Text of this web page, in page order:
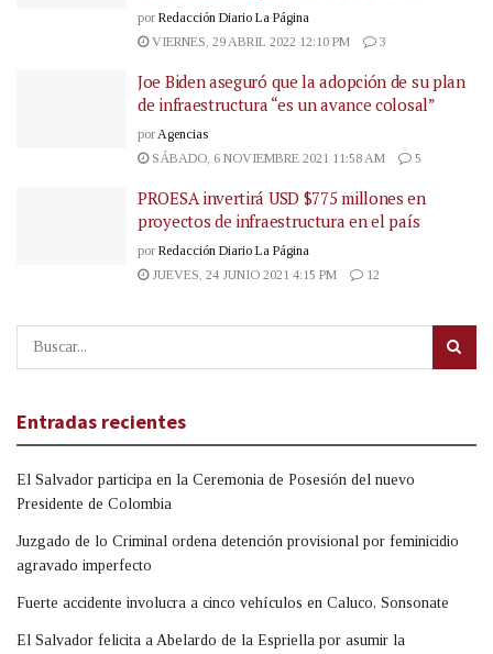
por Redacción Diario La Página
VIERNES, 29 ABRIL 2022 12:10 PM
3
Joe Biden aseguró que la adopción de su plan
de infraestructura “es un avance colosal”
por Agencias
SÁBADO, 6 NOVIEMBRE 2021 11:58 AM
5
PROESA invertirá USD $775 millones en
proyectos de infraestructura en el país
por Redacción Diario La Página
JUEVES, 24 JUNIO 2021 4:15 PM
12
Entradas recientes
El Salvador participa en la Ceremonia de Posesión del nuevo
Presidente de Colombia
Juzgado de lo Criminal ordena detención provisional por feminicidio
agravado imperfecto
Fuerte accidente involucra a cinco vehículos en Caluco, Sonsonate
El Salvador felicita a Abelardo de la Espriella por asumir la